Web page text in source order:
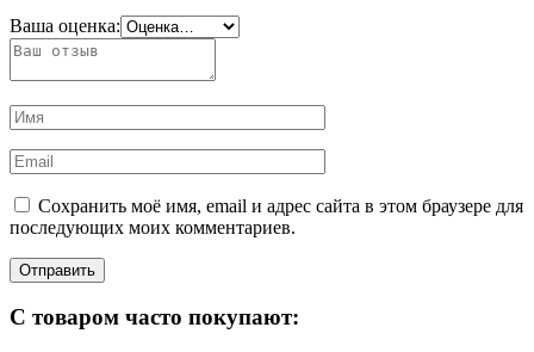
Ваша оценка:
Сохранить моё имя, email и адрес сайта в этом браузере для
последующих моих комментариев.
С товаром часто покупают: